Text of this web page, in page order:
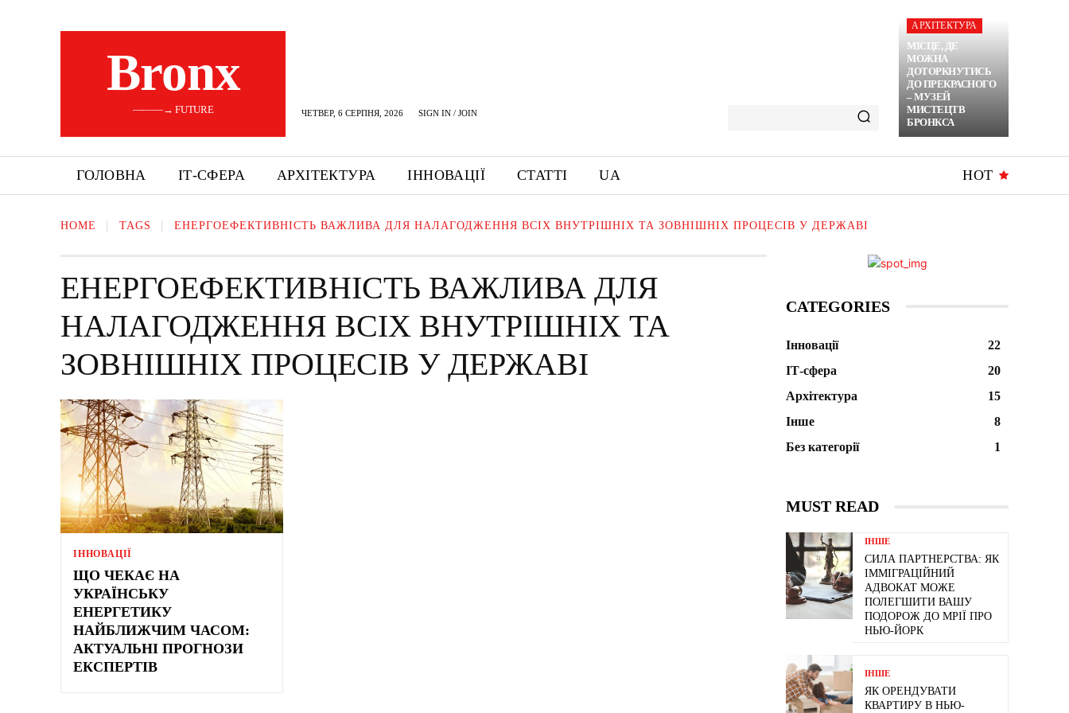
Bronx
———→ FUTURE ЧЕТВЕР, 6 СЕРПНЯ, 2026 SIGN IN / JOIN
АРХІТЕКТУРА
МІСЦЕ, ДЕ
МОЖНА
ДОТОРКНУТИСЬ
ДО ПРЕКРАСНОГО
– МУЗЕЙ
МИСТЕЦТВ
БРОНКСА
ГОЛОВНА ІТ-СФЕРА АРХІТЕКТУРА ІННОВАЦІЇ СТАТТІ UA HOT
HOME TAGS ЕНЕРГОЕФЕКТИВНІСТЬ ВАЖЛИВА ДЛЯ НАЛАГОДЖЕННЯ ВСІХ ВНУТРІШНІХ ТА ЗОВНІШНІХ ПРОЦЕСІВ У ДЕРЖАВІ
ЕНЕРГОЕФЕКТИВНІСТЬ ВАЖЛИВА ДЛЯ
НАЛАГОДЖЕННЯ ВСІХ ВНУТРІШНІХ ТА
ЗОВНІШНІХ ПРОЦЕСІВ У ДЕРЖАВІ
ІННОВАЦІЇ
ЩО ЧЕКАЄ НА
УКРАЇНСЬКУ
ЕНЕРГЕТИКУ
НАЙБЛИЖЧИМ ЧАСОМ:
АКТУАЛЬНІ ПРОГНОЗИ
ЕКСПЕРТІВ
CATEGORIES
Інновації
22
ІТ-сфера
20
Архітектура
15
Інше
8
Без категорії
1
MUST READ
ІНШЕ
СИЛА ПАРТНЕРСТВА: ЯК
ІММІГРАЦІЙНИЙ
АДВОКАТ МОЖЕ
ПОЛЕГШИТИ ВАШУ
ПОДОРОЖ ДО МРІЇ ПРО
НЬЮ-ЙОРК
ІНШЕ
ЯК ОРЕНДУВАТИ
КВАРТИРУ В НЬЮ-